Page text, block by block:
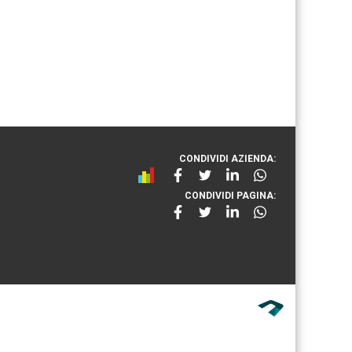
CONDIVIDI AZIENDA:
CONDIVIDI PAGINA: